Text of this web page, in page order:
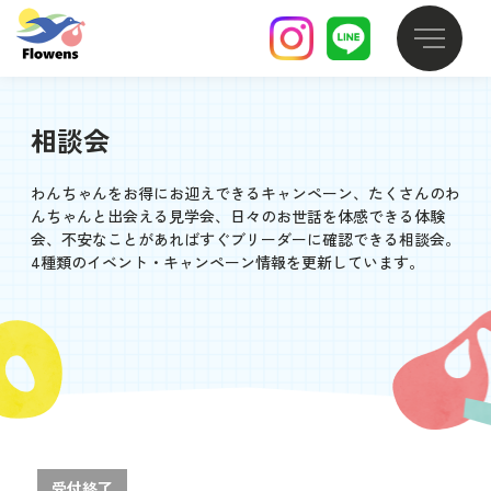
相談会
わんちゃんをお得にお迎えできるキャンペーン、たくさんのわ
んちゃんと出会える見学会、日々のお世話を体感できる体験
会、不安なことがあればすぐブリーダーに確認できる相談会。
4種類のイベント・キャンペーン情報を更新しています。